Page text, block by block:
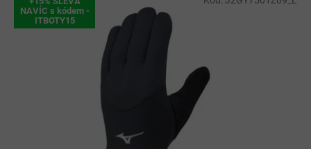
NAVÍC s kódem -
ITBOTY15